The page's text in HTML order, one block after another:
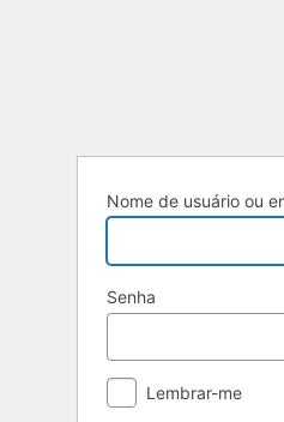
Nome de usuário ou
Senha
Lembrar-me